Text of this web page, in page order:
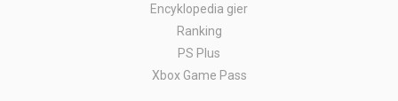
Encyklopedia gier
Ranking
PS Plus
Xbox Game Pass